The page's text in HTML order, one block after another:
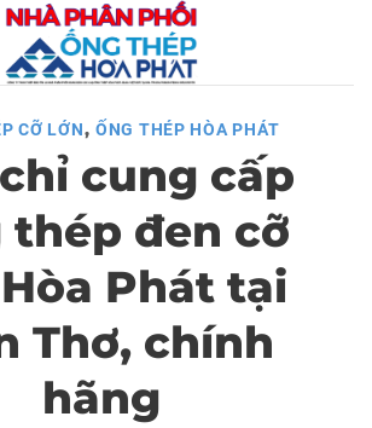
CỠ LỚN, ỐNG THÉP HÒA PHÁT
cung cấp
thép đen cỡ
Phát tại
Thơ, chính
hãng